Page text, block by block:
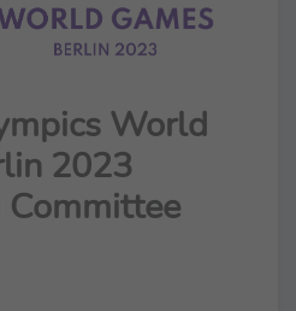
World
2023
Committee